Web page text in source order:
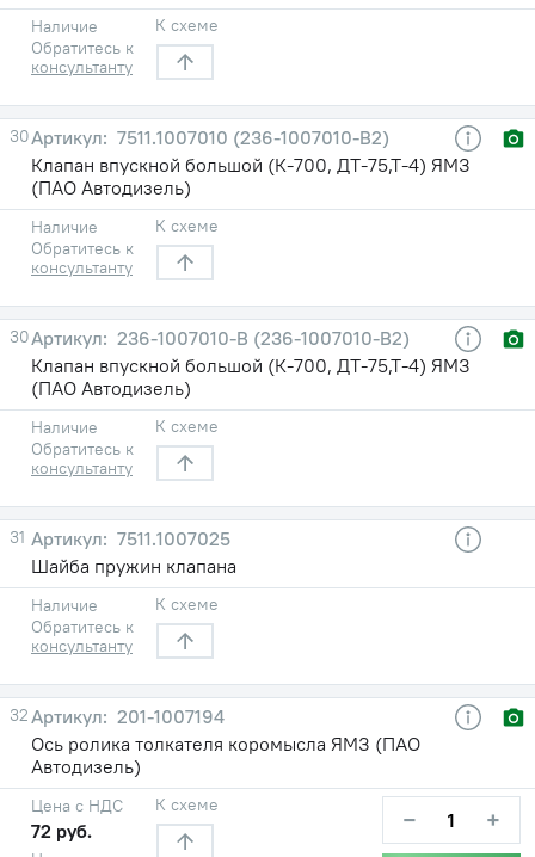
Наличие
Обратитесь к
консультанту
К схеме
30
7511.1007010 (236-1007010-В2)
Клапан впускной большой (К-700, ДТ-75,Т-4) ЯМЗ
(ПАО Автодизель)
Наличие
Обратитесь к
консультанту
К схеме
30
236-1007010-В (236-1007010-В2)
Клапан впускной большой (К-700, ДТ-75,Т-4) ЯМЗ
(ПАО Автодизель)
Наличие
Обратитесь к
консультанту
К схеме
31
7511.1007025
Шайба пружин клапана
Наличие
Обратитесь к
консультанту
К схеме
32
201-1007194
Ось ролика толкателя коромысла ЯМЗ (ПАО
Автодизель)
Цена с НДС
72 руб.
К схеме − +